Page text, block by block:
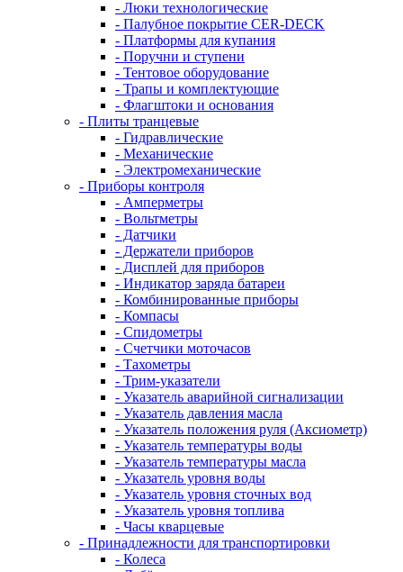
- Люки технологические
- Палубное покрытие CER-DECK
- Платформы для купания
- Поручни и ступени
- Тентовое оборудование
- Трапы и комплектующие
- Флагштоки и основания
- Плиты транцевые
- Гидравлические
- Механические
- Электромеханические
- Приборы контроля
- Амперметры
- Вольтметры
- Датчики
- Держатели приборов
- Дисплей для приборов
- Индикатор заряда батареи
- Комбинированные приборы
- Компасы
- Спидометры
- Счетчики моточасов
- Тахометры
- Трим-указатели
- Указатель аварийной сигнализации
- Указатель давления масла
- Указатель положения руля (Аксиометр)
- Указатель температуры воды
- Указатель температуры масла
- Указатель уровня воды
- Указатель уровня сточных вод
- Указатель уровня топлива
- Часы кварцевые
- Принадлежности для транспортировки
- Колеса